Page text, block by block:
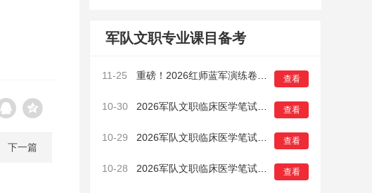
下一篇
军队文职专业课目备考
11-25 查看
10-30 查看
10-29 查看
10-28 查看